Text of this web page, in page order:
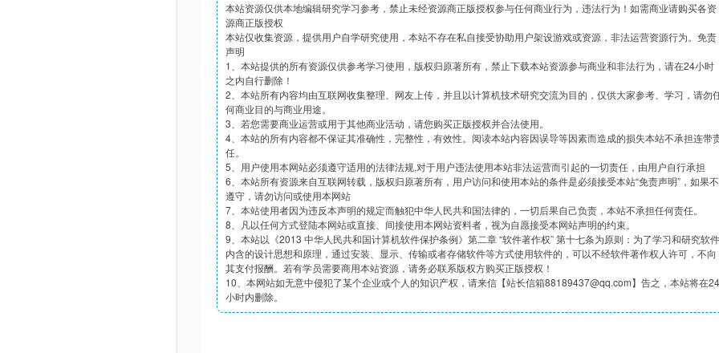
本站资源仅供本地编辑研究学习参考，禁止未经资源商正版授权参与任何商业行为，违法行为！如需商业请购买各资
源商正版授权
本站仅收集资源，提供用户自学研究使用，本站不存在私自接受协助用户架设游戏或资源，非法运营资源行为。免责
声明
1、本站提供的所有资源仅供参考学习使用，版权归原著所有，禁止下载本站资源参与商业和非法行为，请在24小时
之内自行删除！
2、本站所有内容均由互联网收集整理、网友上传，并且以计算机技术研究交流为目的，仅供大家参考、学习，请勿
何商业目的与商业用途。
3、若您需要商业运营或用于其他商业活动，请您购买正版授权并合法使用。
4、本站的所有内容都不保证其准确性，完整性，有效性。阅读本站内容因误导等因素而造成的损失本站不承担连带
任。
5、用户使用本网站必须遵守适用的法律法规,对于用户违法使用本站非法运营而引起的一切责任，由用户自行承担
6、本站所有资源来自互联网转载，版权归原著所有，用户访问和使用本站的条件是必须接受本站“免责声明”，如果不
遵守，请勿访问或使用本网站
7、本站使用者因为违反本声明的规定而触犯中华人民共和国法律的，一切后果自己负责，本站不承担任何责任。
8、凡以任何方式登陆本网站或直接、间接使用本网站资料者，视为自愿接受本网站声明的约束。
9、本站以《2013 中华人民共和国计算机软件保护条例》第二章 “软件著作权” 第十七条为原则：为了学习和研究软件
内含的设计思想和原理，通过安装、显示、传输或者存储软件等方式使用软件的，可以不经软件著作权人许可，不向
其支付报酬。若有学员需要商用本站资源，请务必联系版权方购买正版授权！
10、本网站如无意中侵犯了某个企业或个人的知识产权，请来信【站长信箱88189437@qq.com】告之，本站将在24
小时内删除。